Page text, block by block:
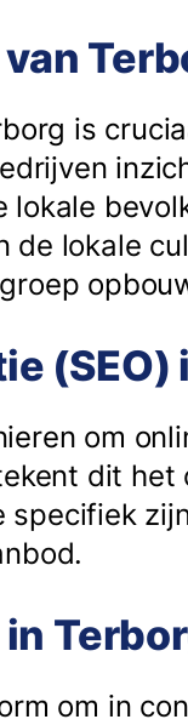
is
lokale
lokale
(SEO)
om
dit het
om in